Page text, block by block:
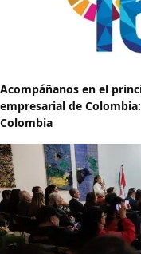
Acompáñanos en el
empresarial de
Colombia